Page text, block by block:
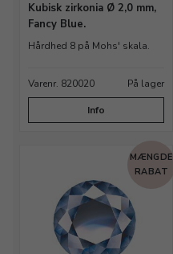
Kubisk zirkonia Ø 2,0 mm,
Fancy Blue.
Hårdhed 8 på Mohs' skala.
Varenr. 820020 På lager
Info
MÆNGDE
RABAT